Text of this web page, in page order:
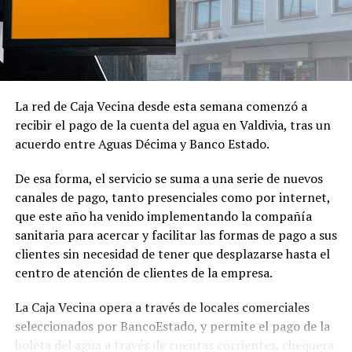
Sence Los Ríos rindió cuenta pública destacando
inversión por más de 12 mil millones durante el 2023
NO TE PIERDAS
Visita del ministro de Economía a Los Ríos estuvo
marcada por reclamo del senador Flores por no ser
Redacción Radio Austral
La red de Caja Vecina desde esta semana comenzó a
recibir el pago de la cuenta del agua en Valdivia, tras un
acuerdo entre Aguas Décima y Banco Estado.
De esa forma, el servicio se suma a una serie de nuevos
canales de pago, tanto presenciales como por internet,
que este año ha venido implementando la compañía
sanitaria para acercar y facilitar las formas de pago a sus
clientes sin necesidad de tener que desplazarse hasta el
centro de atención de clientes de la empresa.
La Caja Vecina opera a través de locales comerciales
seleccionados por BancoEstado, y permite el pago de la
boleta del agua a través de cuentas corrientes, chequera